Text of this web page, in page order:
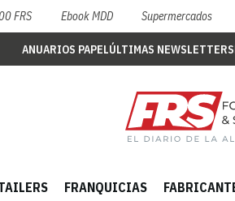
FRS Ebook MDD Supermercados
ANUARIOS PAPELÚLTIMAS NEWSLETTERS
FRANQUICIAS